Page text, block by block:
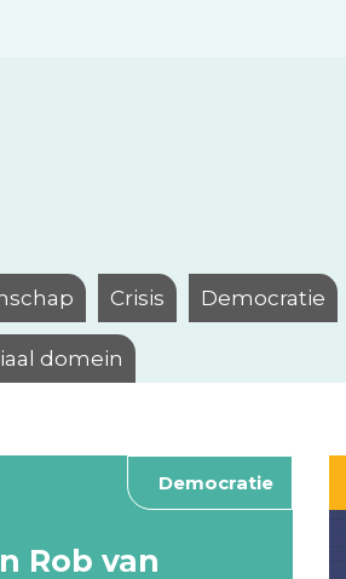
Crisis Democratie
domein
Democratie
Rob van